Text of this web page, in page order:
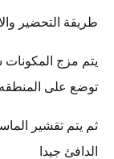
طريقة التحضير
يتم مزج المكونات
توضع على المنطقه
ثم يتم تقشير
الدافئ جيدا